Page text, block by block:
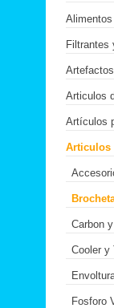
Filtrantes
Articulos
Artículos
Articulos
Carbon
Cooler y
Fosforo